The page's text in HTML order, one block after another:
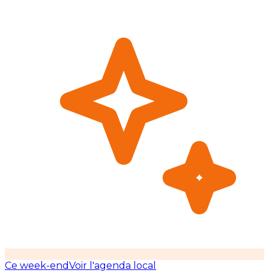
Ce week-endVoir l'agenda local